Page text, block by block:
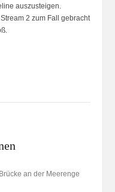
auszusteigen.
2 zum Fall gebracht